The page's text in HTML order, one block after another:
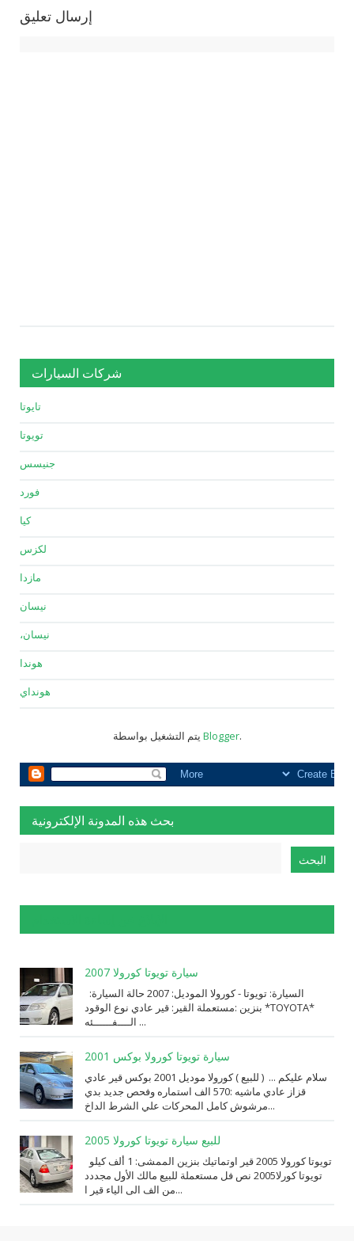
إرسال تعليق
شركات السيارات
تايوتا
تويوتا
جنيسس
فورد
كيا
لكزس
مازدا
نيسان
نيسان،
هوندا
هونداي
Blogger.
بحث هذه المدونة الإلكترونية
سيارة تويوتا كورولا 2007
⁨مستعملة⁩ القير: ⁨قير عادي⁩ نوع الوقود: ⁨بنزين⁩ *TOYOTA*
الــــفــــــئه ...
سيارة تويوتا كورولا بوكس 2001
سلام عليكم ... ( للبيع ) كورولا موديل 2001 بوكس قير عادي
قزاز عادي ماشيه :570 الف استماره وفحص جديد بدي
مرشوش كامل المحركات علي الشرط الداخ...
للبيع سيارة تويوتا كورولا 2005
تويوتا كورلا2005 نص فل مستعملة للبيع مالك الأول مجددد
من الف الى الياء قير ا...